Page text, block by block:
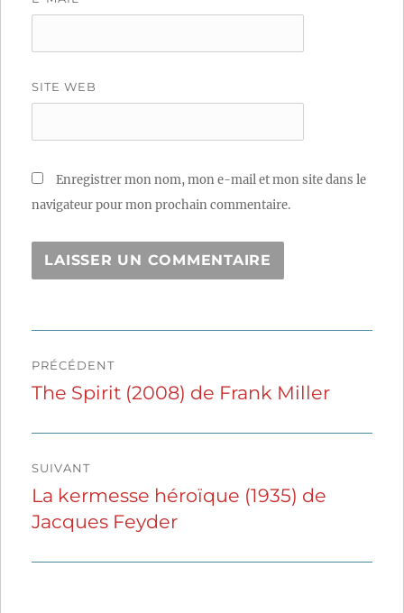
SITE WEB
Enregistrer mon nom, mon e-mail et mon site dans le
navigateur pour mon prochain commentaire.
de
PRÉCÉDENT
Publication
The Spirit (2008) de Frank Miller
SUIVANT
Publication
suivante :
La kermesse héroïque (1935) de
Jacques Feyder